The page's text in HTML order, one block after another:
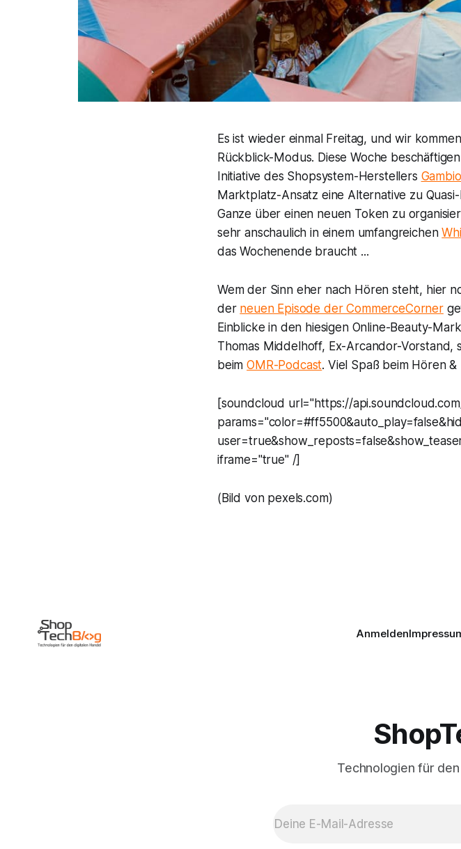
Es ist wieder einmal Freitag, und wir
Rückblick-Modus. Diese Woche
Initiative des Shopsystem-Herstellers Gambio
Marktplatz-Ansatz eine Alternative zu
Ganze über einen neuen Token zu
sehr anschaulich in einem umfangreichen
das Wochenende braucht ...
Wem der Sinn eher nach Hören steht, hier
der neuen Episode der CommerceCorner
Einblicke in den hiesigen Online-Beauty-
Thomas Middelhoff, Ex-Arcandor-Vorstand,
beimOMR-Podcast. Viel Spaß beim Hören
[soundcloud url="https://
iframe="true" /]
(Bild von pexels.com)
Anmelden
Technologien für